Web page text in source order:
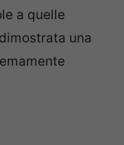
a quelle
una